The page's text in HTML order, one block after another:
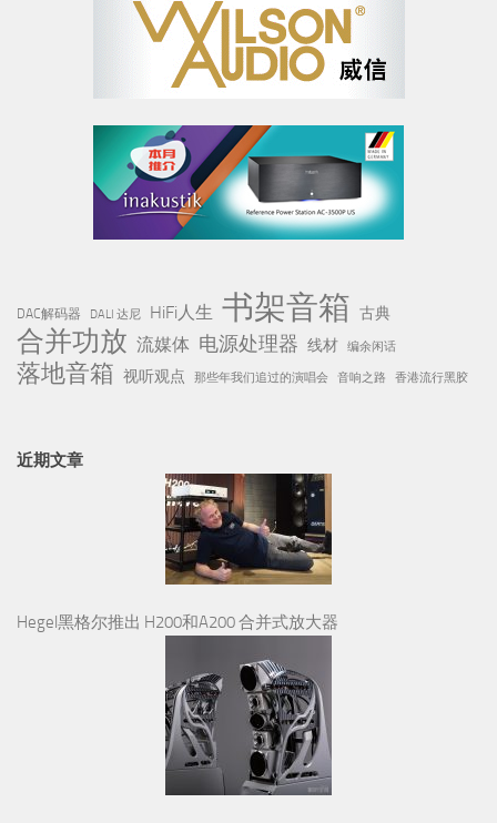
DAC解码器 DALI 达尼 HiFi人生 书架音箱 古典
合并功放 流媒体 电源处理器 线材 编余闲话
落地音箱 视听观点 那些年我们追过的演唱会 音响之路 香港流行黑胶
近期文章
Hegel黑格尔推出 H200和A200 合并式放大器